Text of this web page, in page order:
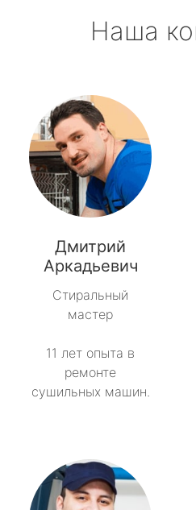
Наша
Дмитрий
Аркадьевич
Стиральный
мастер
11 лет опыта в
ремонте
сушильных машин.